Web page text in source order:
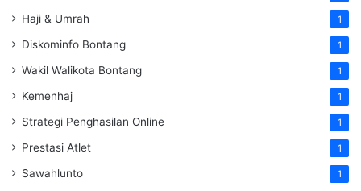
Haji & Umrah 1
Diskominfo Bontang 1
Wakil Walikota Bontang 1
Kemenhaj 1
Strategi Penghasilan Online 1
Prestasi Atlet 1
Sawahlunto 1